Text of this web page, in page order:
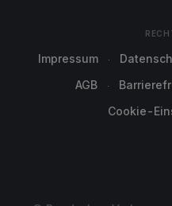
Impressum
AGB
Cookie-